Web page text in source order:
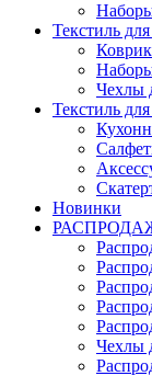
Текстиль
Чехлы
Текстиль
Новинки
Чехлы